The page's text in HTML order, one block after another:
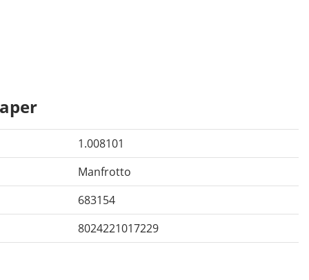
1.008101
Manfrotto
683154
8024221017229